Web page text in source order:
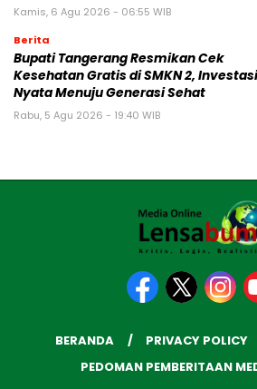
Kamis, 6 Agu 2026 - 06:55 WIB
Berita
‎Bupati Tangerang Resmikan Cek
Kesehatan Gratis di SMKN 2, Investasi
Nyata Menuju Generasi Sehat
Rabu, 5 Agu 2026 - 19:40 WIB
BERANDA PRIVACY POLICY
PEDOMAN PEMBERITAAN